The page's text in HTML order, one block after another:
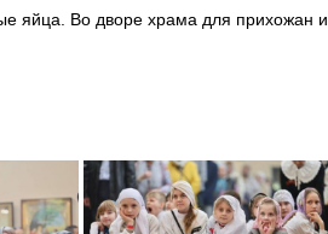
яйца. Во дворе храма для прихожан и